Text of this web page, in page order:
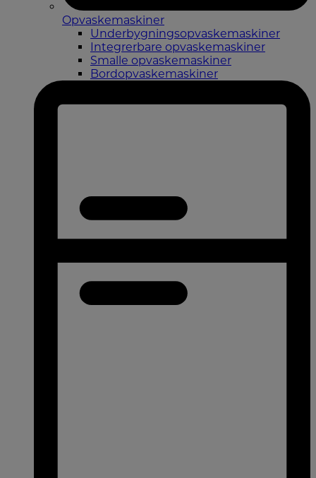
Opvaskemaskiner
Underbygningsopvaskemaskiner
Integrerbare opvaskemaskiner
Smalle opvaskemaskiner
Bordopvaskemaskiner